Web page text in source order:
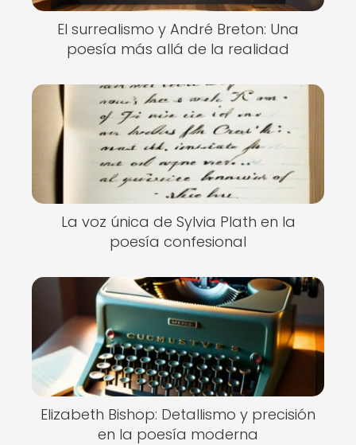
El surrealismo y André Breton: Una
poesía más allá de la realidad
La voz única de Sylvia Plath en la
poesía confesional
Elizabeth Bishop: Detallismo y precisión
en la poesía moderna